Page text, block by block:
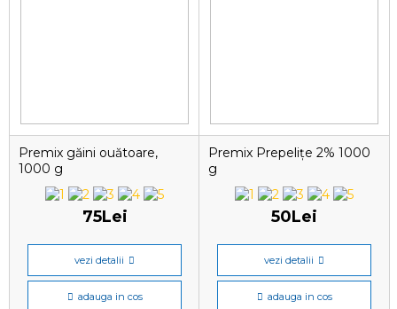
Premix găini ouătoare,
1000 g
75Lei
vezi detalii
adauga in cos
Premix Prepelițe 2% 1000
g
50Lei
vezi detalii
adauga in cos